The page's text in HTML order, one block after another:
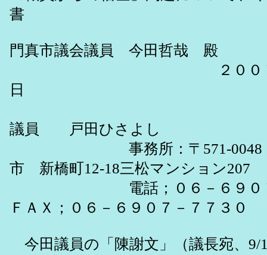
書
門真市議会議員 今田哲哉 殿
２００７年９
日
議員 戸田ひさよし
事務所：〒571-0048 大
市 新橋町12-18三松マンション207
電話；０６－６９０７
ＦＡＸ；０６－６９０７－７７３０
今田議員の「陳謝文」（議長宛、9/